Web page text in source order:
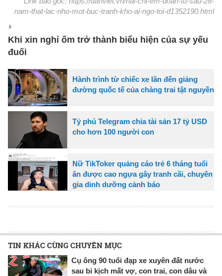
nam-that-lac-nho-mot-buc-tranh-kho-ai-ngo-toi-d1352190.html
Khi xin nghỉ ốm trở thành biểu hiện của sự yếu
đuối
Hành trình từ chiếc xe lăn đến giảng
đường quốc tế của chàng trai tật nguyền
Tỷ phú Telegram chia tài sản 17 tỷ USD
cho hơn 100 người con
Nữ TikToker quảng cáo trẻ 6 tháng tuổi
ăn được cao ngựa gây tranh cãi, chuyên
gia dinh dưỡng cảnh báo
TIN KHÁC CÙNG CHUYÊN MỤC
Cụ ông 90 tuổi đạp xe xuyên đất nước
sau bi kịch mất vợ, con trai, con dâu và